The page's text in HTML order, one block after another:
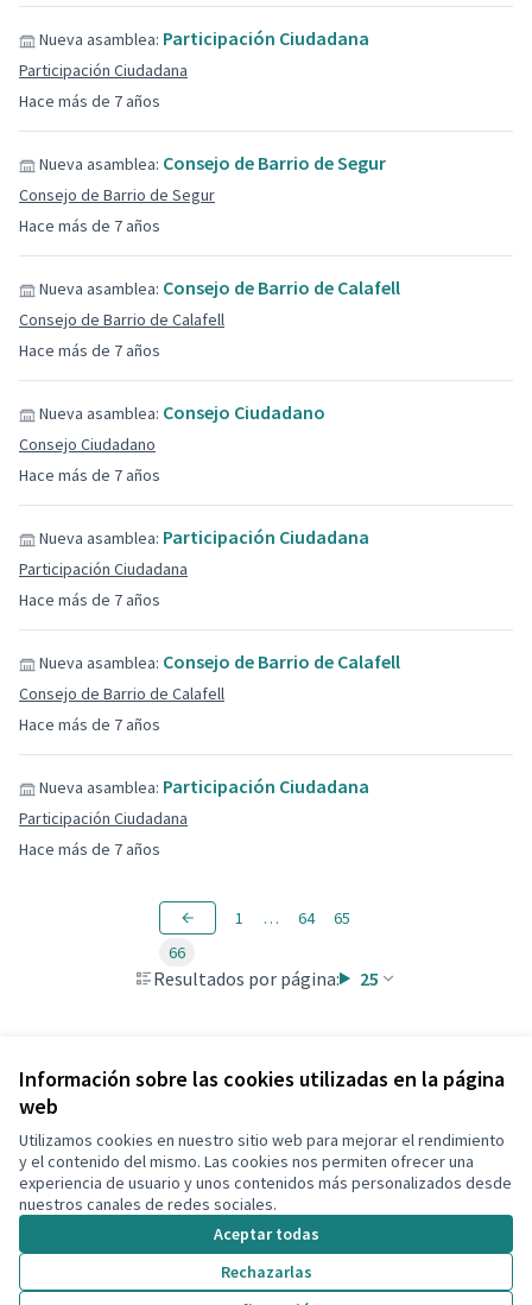
Información sobre las cookies utilizadas en la página
web
Utilizamos cookies en nuestro sitio web para mejorar el rendimiento
y el contenido del mismo. Las cookies nos permiten ofrecer una
experiencia de usuario y unos contenidos más personalizados desde
nuestros canales de redes sociales.
Aceptar todas
Rechazarlas
Hace más de 7 años
Nueva asamblea: Participación Ciudadana
Participación Ciudadana
Hace más de 7 años
Nueva asamblea: Consejo de Barrio de Segur
Consejo de Barrio de Segur
Hace más de 7 años
Nueva asamblea: Consejo de Barrio de Calafell
Consejo de Barrio de Calafell
Hace más de 7 años
Nueva asamblea: Consejo Ciudadano
Consejo Ciudadano
Hace más de 7 años
Nueva asamblea: Participación Ciudadana
Participación Ciudadana
Hace más de 7 años
Nueva asamblea: Consejo de Barrio de Calafell
Consejo de Barrio de Calafell
Hace más de 7 años
Nueva asamblea: Participación Ciudadana
Participación Ciudadana
Resultados por página: 25
1 … 64
65
66
Términos y condiciones de uso
Configuración de cookies
Decidim Calafell en X
(Enlace externo)
Decidim Calafell en Facebook
Decidim Calafell en YouTube
Decidim Calafell en GitHub
(Enlace externo)
Con licencia
(Enlace